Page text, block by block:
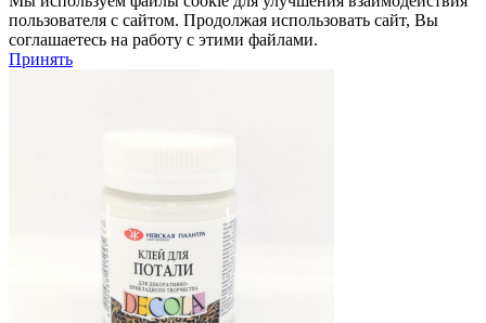
пользователя с сайтом. Продолжая использовать сайт, Вы
соглашаетесь на работу с этими файлами.
Принять